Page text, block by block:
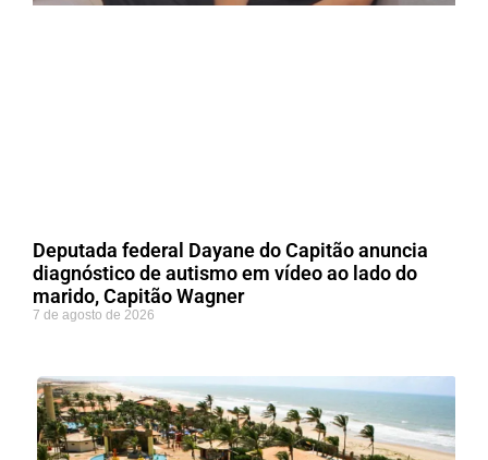
Deputada federal Dayane do Capitão anuncia
diagnóstico de autismo em vídeo ao lado do
marido, Capitão Wagner
7 de agosto de 2026